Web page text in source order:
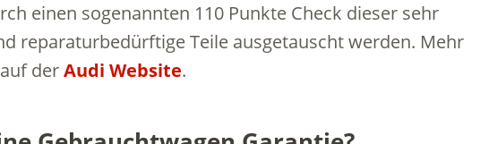
einen sogenannten 110 Punkte Check dieser sehr
reparaturbedürftige Teile ausgetauscht werden. Mehr
derAudi Website.